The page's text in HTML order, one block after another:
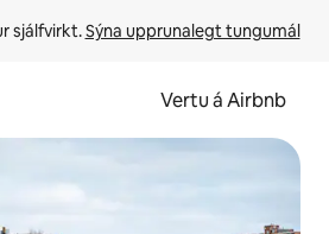
sjálfvirkt. Sýna upprunalegt tungumál
Vertu á Airbnb